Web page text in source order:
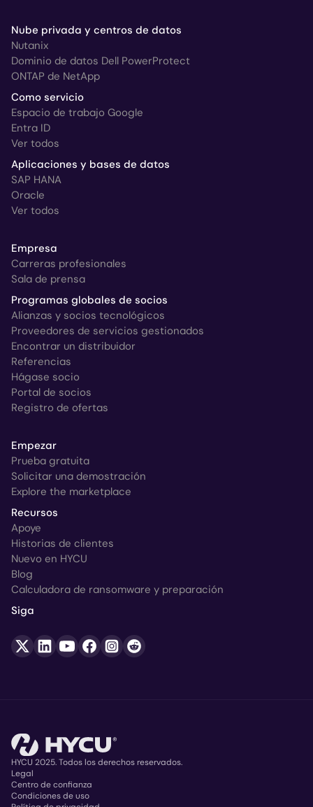
Nube privada y centros de datos
Nutanix
Dominio de datos Dell PowerProtect
ONTAP de NetApp
Como servicio
Espacio de trabajo Google
Entra ID
Ver todos
Aplicaciones y bases de datos
SAP HANA
Oracle
Ver todos
Empresa
Carreras profesionales
Sala de prensa
Programas globales de socios
Alianzas y socios tecnológicos
Proveedores de servicios gestionados
Encontrar un distribuidor
Referencias
Hágase socio
Portal de socios
Registro de ofertas
Empezar
Prueba gratuita
Solicitar una demostración
Explore the marketplace
Recursos
Apoye
Historias de clientes
Nuevo en HYCU
Blog
Calculadora de ransomware y preparación
Siga
Copyright
HYCU 2025. Todos los derechos reservados.
Legal
Centro de confianza
Condiciones de uso